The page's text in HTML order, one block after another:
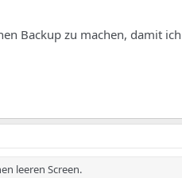
Backup zu machen, damit
leeren Screen.